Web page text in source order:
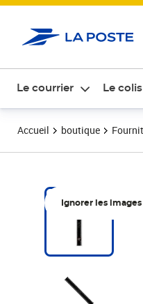
Le courrier Le colis
Accueil boutique
Ignorer les images